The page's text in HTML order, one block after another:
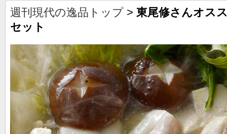
週刊現代の逸品トップ > 東尾修さんオス
セット